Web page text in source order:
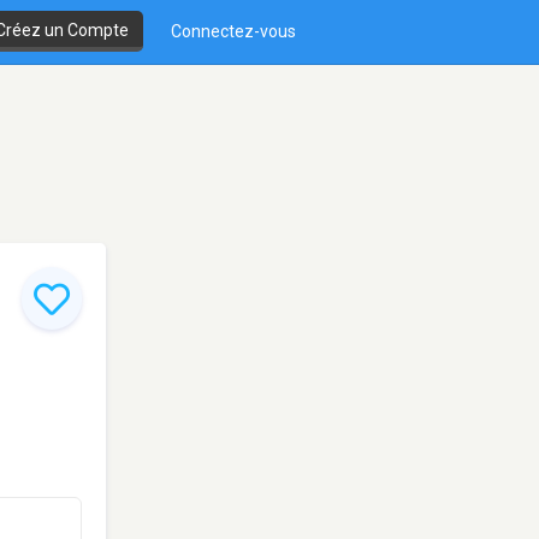
un Compte Connectez-vous